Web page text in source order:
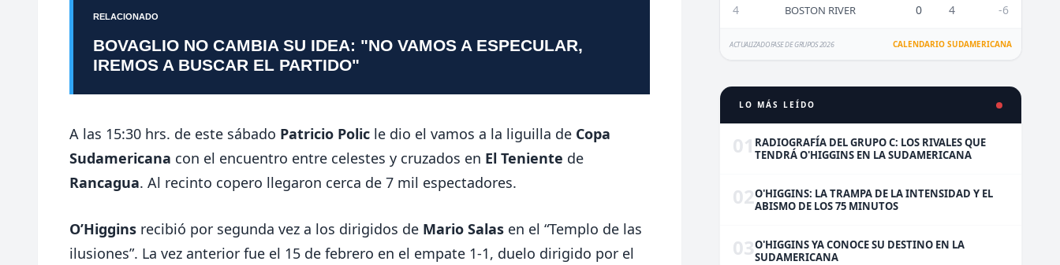
RELACIONADO
BOVAGLIO NO CAMBIA SU IDEA: "NO VAMOS A ESPECULAR,
IREMOS A BUSCAR EL PARTIDO"
A las 15:30 hrs. de este sábado Patricio Polic le dio el vamos a la liguilla de Copa
Sudamericana con el encuentro entre celestes y cruzados en El Teniente de
Rancagua. Al recinto copero llegaron cerca de 7 mil espectadores.
O’Higgins recibió por segunda vez a los dirigidos de Mario Salas en el “Templo de las
ilusiones”. La vez anterior fue el 15 de febrero en el empate 1-1, duelo dirigido por el
4 BOSTON RIVER 0 4 -6
ACTUALIZADO FASE DE GRUPOS 2026 CALENDARIO SUDAMERICANA
LO MÁS LEÍDO
01 RADIOGRAFÍA DEL GRUPO C: LOS RIVALES QUE
TENDRÁ O'HIGGINS EN LA SUDAMERICANA
02O'HIGGINS: LA TRAMPA DE LA INTENSIDAD Y EL
ABISMO DE LOS 75 MINUTOS
03O'HIGGINS YA CONOCE SU DESTINO EN LA
SUDAMERICANA